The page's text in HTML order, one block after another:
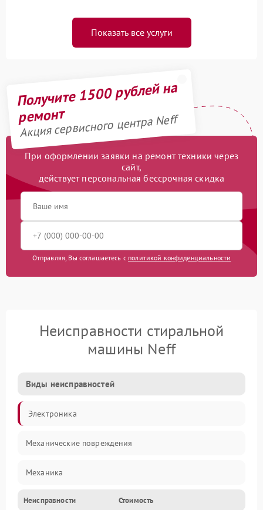
Показать все услуги
Получите 1500 рублей на
ремонт
Акция сервисного центра Neff
При оформлении заявки на ремонт техники через
сайт,
действует персональная бессрочная скидка
Отправляя, Вы соглашаетесь с политикой конфиденциальности
Неисправности стиральной
машины Neff
Виды неисправностей
Электроника
Механические повреждения
Механика
Электропитание
Неисправности Стоимость